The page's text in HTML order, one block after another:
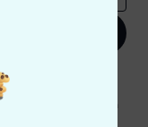
Erhalt von E-Mail-
zu. Die
finden Sie in